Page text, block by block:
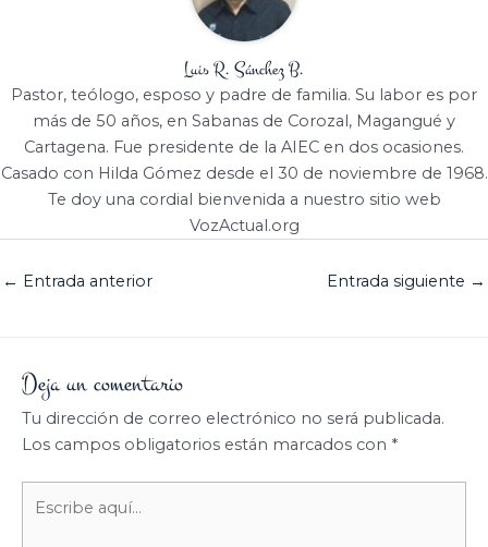
Luis R. Sánchez B.
Pastor, teólogo, esposo y padre de familia. Su labor es por
más de 50 años, en Sabanas de Corozal, Magangué y
Cartagena. Fue presidente de la AIEC en dos ocasiones.
Casado con Hilda Gómez desde el 30 de noviembre de 1968.
Te doy una cordial bienvenida a nuestro sitio web
VozActual.org
← Entrada anterior Entrada siguiente →
Deja un comentario
Tu dirección de correo electrónico no será publicada.
Los campos obligatorios están marcados con *
aquí...